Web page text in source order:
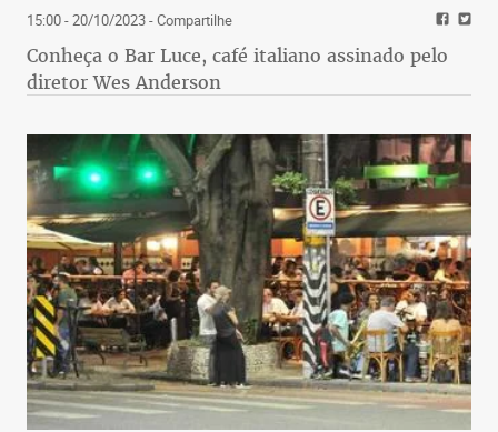
15:00 - 20/10/2023- Compartilhe
Conheça o Bar Luce, café italiano assinado pelo
diretor Wes Anderson